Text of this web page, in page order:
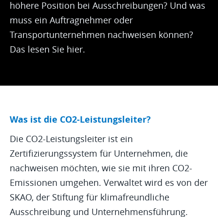
höhere Position bei Ausschreibungen? Und was
muss ein Auftragnehmer oder
Transportunternehmen nachweisen können?
Das lesen Sie hier.
Was ist die CO2-Leistungsleiter?
Die CO2-Leistungsleiter ist ein
Zertifizierungssystem für Unternehmen, die
nachweisen möchten, wie sie mit ihren CO2-
Emissionen umgehen. Verwaltet wird es von der
SKAO, der Stiftung für klimafreundliche
Ausschreibung und Unternehmensführung.